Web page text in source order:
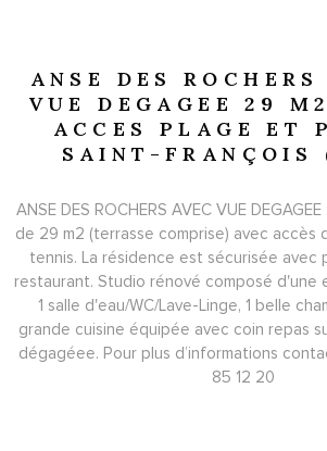
ANSE DES
VUE DEGAGEE 29
ACCES PLAGE ET
SAINT-FRANÇOIS
ANSE DES ROCHERS AVEC VUE
de 29 m2 (terrasse comprise) avec accès
tennis. La résidence est sécurisée avec
restaurant. Studio rénové composé d'une
1 salle d'eau/WC/Lave-Linge, 1 belle
grande cuisine équipée avec coin repas
dégagéee. Pour plus d’informations
85 12 20